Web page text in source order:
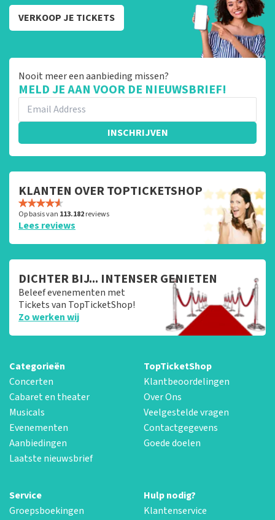
VERKOOP JE TICKETS
Nooit meer een aanbieding missen?
MELD JE AAN VOOR DE NIEUWSBRIEF!
INSCHRIJVEN
KLANTEN OVER TOPTICKETSHOP
Op basis van 113.182reviews
Lees reviews
DICHTER BIJ... INTENSER GENIETEN
Beleef evenementen met
Tickets van TopTicketShop!
Zo werken wij
Categorieën
Concerten
Cabaret en theater
Musicals
Evenementen
Aanbiedingen
Laatste nieuwsbrief
TopTicketShop
Klantbeoordelingen
Over Ons
Veelgestelde vragen
Contactgegevens
Goede doelen
Service
Groepsboekingen
Hulp nodig?
Klantenservice